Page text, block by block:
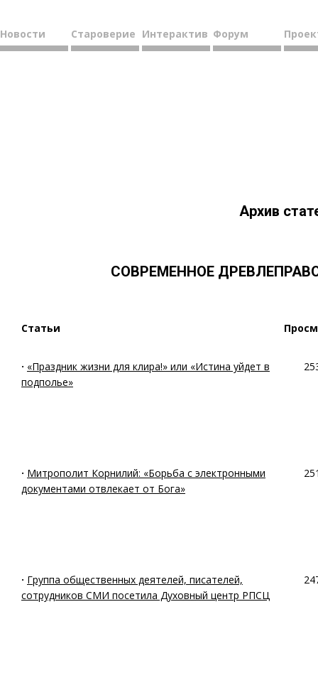
Новости Староверие Интерактив Форум
Архив
СОВРЕМЕННОЕ
Статьи
· «Праздник жизни для клира!» или «Истина уйдет в
подполье»
· Митрополит Корнилий: «Борьба с электронными
документами отвлекает от Бога»
· Группа общественных деятелей, писателей,
сотрудников СМИ посетила Духовный центр РПСЦ